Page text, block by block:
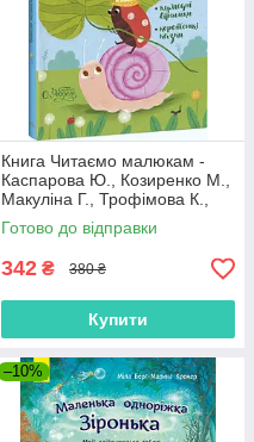
Книга Читаємо малюкам -
Каспарова Ю., Козиренко М.,
Макуліна Г., Трофімова К.,
Юліта Ран (9786170976888)
Готово до відправки
342 ₴ 380 ₴
Купити
–10%